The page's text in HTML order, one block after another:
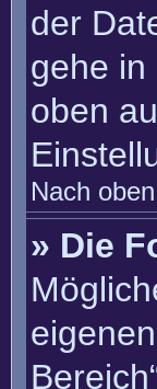
der
gehe in
oben
Nach oben
» Die